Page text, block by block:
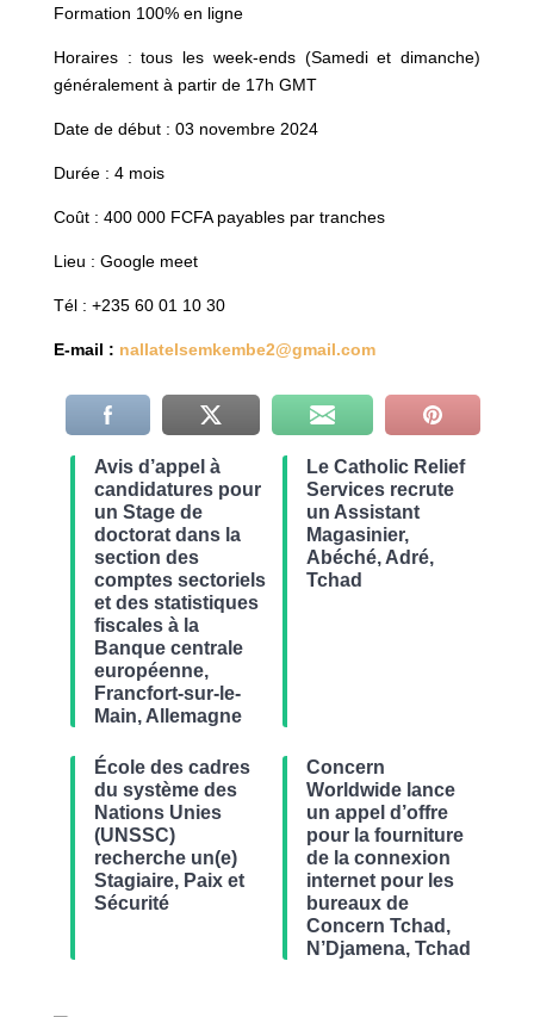
Formation 100% en ligne
Horaires : tous les week-ends (Samedi et dimanche)
généralement à partir de 17h GMT
Date de début : 03 novembre 2024
Durée : 4 mois
Coût : 400 000 FCFA payables par tranches
Lieu : Google meet
Tél : +235 60 01 10 30
E-mail : nallatelsemkembe2@gmail.com
Avis d’appel à
candidatures pour
un Stage de
doctorat dans la
section des
comptes sectoriels
et des statistiques
fiscales à la
Banque centrale
européenne,
Francfort-sur-le-
Main, Allemagne
Le Catholic Relief
Services recrute
un Assistant
Magasinier,
Abéché, Adré,
Tchad
École des cadres
du système des
Nations Unies
(UNSSC)
recherche un(e)
Stagiaire, Paix et
Sécurité
Concern
Worldwide lance
un appel d’offre
pour la fourniture
de la connexion
internet pour les
bureaux de
Concern Tchad,
N’Djamena, Tchad